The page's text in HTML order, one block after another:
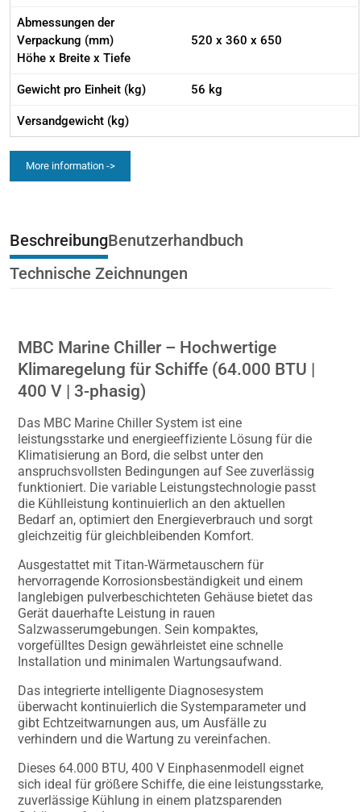
Abmessungen der
Verpackung (mm)
Höhe x Breite x Tiefe
520 x 360 x 650
Gewicht pro Einheit (kg) 56 kg
Versandgewicht (kg)
More information ->
BeschreibungBenutzerhandbuch
Technische Zeichnungen
MBC Marine Chiller – Hochwertige
Klimaregelung für Schiffe (64.000 BTU |
400 V | 3-phasig)
Das MBC Marine Chiller System ist eine
leistungsstarke und energieeffiziente Lösung für die
Klimatisierung an Bord, die selbst unter den
anspruchsvollsten Bedingungen auf See zuverlässig
funktioniert. Die variable Leistungstechnologie passt
die Kühlleistung kontinuierlich an den aktuellen
Bedarf an, optimiert den Energieverbrauch und sorgt
gleichzeitig für gleichbleibenden Komfort.
Ausgestattet mit Titan-Wärmetauschern für
hervorragende Korrosionsbeständigkeit und einem
langlebigen pulverbeschichteten Gehäuse bietet das
Gerät dauerhafte Leistung in rauen
Salzwasserumgebungen. Sein kompaktes,
vorgefülltes Design gewährleistet eine schnelle
Installation und minimalen Wartungsaufwand.
Das integrierte intelligente Diagnosesystem
überwacht kontinuierlich die Systemparameter und
gibt Echtzeitwarnungen aus, um Ausfälle zu
verhindern und die Wartung zu vereinfachen.
Dieses 64.000 BTU, 400 V Einphasenmodell eignet
sich ideal für größere Schiffe, die eine leistungsstarke,
zuverlässige Kühlung in einem platzsparenden